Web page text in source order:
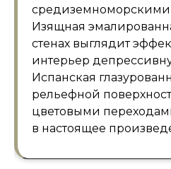
Изящная
стенах выглядит
интерьер
Испанская
рельефной
цветовыми
в настоящее